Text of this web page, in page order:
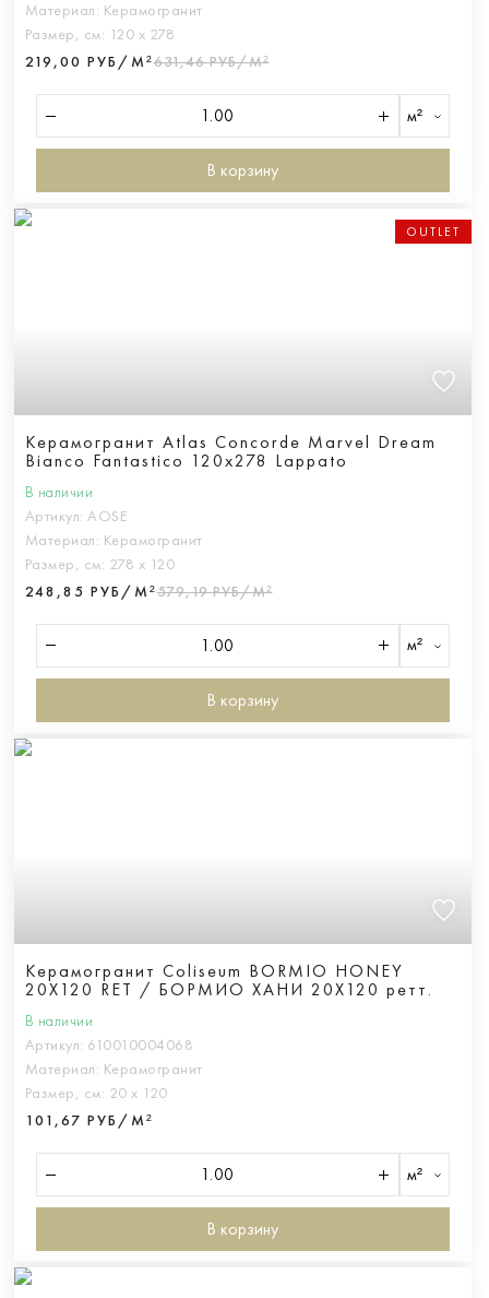
Материал: Керамогранит
Размер, см: 120 х 278
219,00 РУБ/М²631,46 РУБ/М²
м²
В корзину
OUTLET
Керамогранит Atlas Concorde Marvel Dream
Bianco Fantastico 120x278 Lappato
В наличии
Артикул: AOSE
Материал: Керамогранит
Размер, см: 278 х 120
248,85 РУБ/М²579,19 РУБ/М²
м²
В корзину
Керамогранит Coliseum BORMIO HONEY
20X120 RET / БОРМИО ХАНИ 20Х120 ретт.
В наличии
Артикул: 610010004068
Материал: Керамогранит
Размер, см: 20 х 120
101,67 РУБ/М²
м²
В корзину